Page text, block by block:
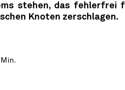
stehen, das fehlerfrei
Knoten zerschlagen.
Min.